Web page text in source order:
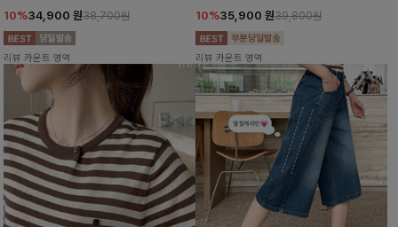
10%34,900 원38,700원
리뷰 카운트 영역
10%35,900 원39,800원
리뷰 카운트 영역